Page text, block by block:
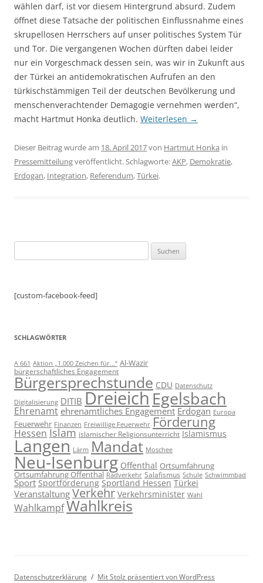
wählen darf, ist vor diesem Hintergrund absurd. Zudem
öffnet diese Tatsache der politischen Einflussnahme eines
skrupellosen Herrschers auf unser politisches System Tür
und Tor. Die vergangenen Wochen dürften dabei leider
nur ein Vorgeschmack dessen sein, was wir in Zukunft aus
der Türkei an antidemokratischen Aufrufen an den
türkischstämmigen Teil der deutschen Bevölkerung und
menschenverachtender Demagogie vernehmen werden“,
macht Hartmut Honka deutlich. Weiterlesen →
Dieser Beitrag wurde am 18. April 2017von Hartmut Honka in
Pressemitteilungveröffentlicht. Schlagworte:AKP, Demokratie,
Erdogan, Integration, Referendum,Türkei.
nach:
[custom-facebook-feed]
SCHLAGWÖRTER
A 661 Aktion „1.000 Zeichen für...“ Al-Wazir
bürgerschaftliches Engagement
Bürgersprechstunde CDU Datenschutz
Digitalisierung DITIB DreieichEgelsbach
Ehrenamt ehrenamtliches Engagement Erdogan Europa
Feuerwehr Finanzen Freiwillige Feuerwehr Förderung
Hessen Islam islamischer Religionsunterricht Islamismus
Langen Lärm Mandat Moschee
Neu-Isenburg Offenthal Ortsumfahrung
Ortsumfahrung Offenthal Radverkehr Salafismus Schule Schwimmbad
Sport Sportförderung Sportland Hessen Türkei
Veranstaltung Verkehr Verkehrsminister Wahl
WahlkampfWahlkreis
Datenschutzerklärung Mit Stolz präsentiert von WordPress